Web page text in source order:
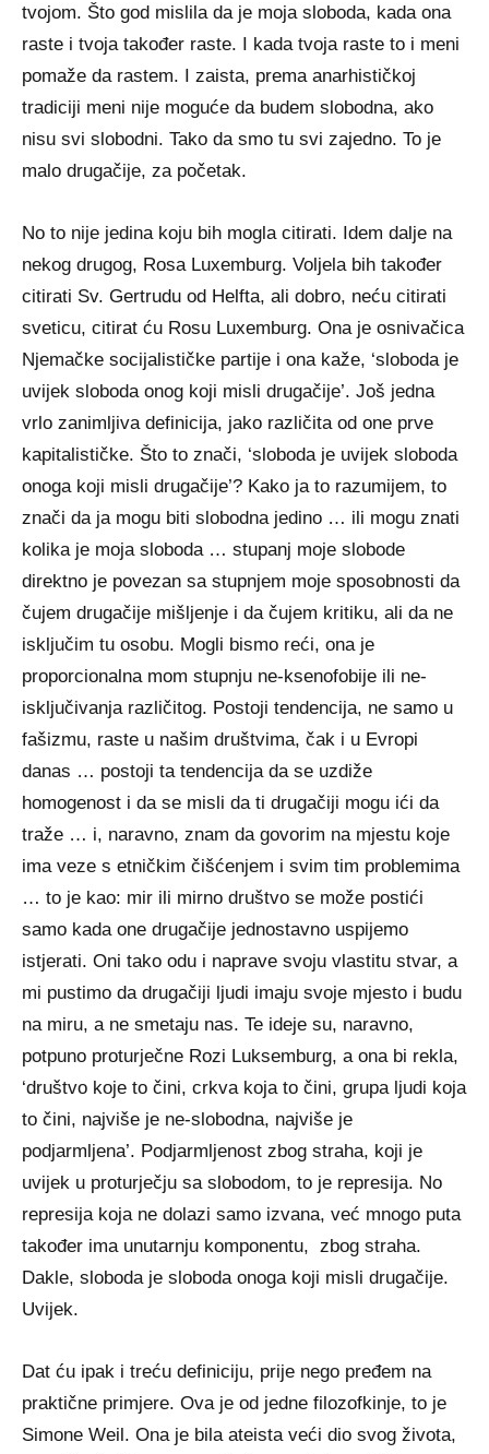
tvojom. Što god mislila da je moja sloboda, kada ona
raste i tvoja također raste. I kada tvoja raste to i meni
pomaže da rastem. I zaista, prema anarhističkoj
tradiciji meni nije moguće da budem slobodna, ako
nisu svi slobodni. Tako da smo tu svi zajedno. To je
malo drugačije, za početak.
No to nije jedina koju bih mogla citirati. Idem dalje na
nekog drugog, Rosa Luxemburg. Voljela bih također
citirati Sv. Gertrudu od Helfta, ali dobro, neću citirati
sveticu, citirat ću Rosu Luxemburg. Ona je osnivačica
Njemačke socijalističke partije i ona kaže, ‘sloboda je
uvijek sloboda onog koji misli drugačije’. Još jedna
vrlo zanimljiva definicija, jako različita od one prve
kapitalističke. Što to znači, ‘sloboda je uvijek sloboda
onoga koji misli drugačije’? Kako ja to razumijem, to
znači da ja mogu biti slobodna jedino … ili mogu znati
kolika je moja sloboda … stupanj moje slobode
direktno je povezan sa stupnjem moje sposobnosti da
čujem drugačije mišljenje i da čujem kritiku, ali da ne
isključim tu osobu. Mogli bismo reći, ona je
proporcionalna mom stupnju ne-ksenofobije ili ne-
isključivanja različitog. Postoji tendencija, ne samo u
fašizmu, raste u našim društvima, čak i u Evropi
danas … postoji ta tendencija da se uzdiže
homogenost i da se misli da ti drugačiji mogu ići da
traže … i, naravno, znam da govorim na mjestu koje
ima veze s etničkim čišćenjem i svim tim problemima
… to je kao: mir ili mirno društvo se može postići
samo kada one drugačije jednostavno uspijemo
istjerati. Oni tako odu i naprave svoju vlastitu stvar, a
mi pustimo da drugačiji ljudi imaju svoje mjesto i budu
na miru, a ne smetaju nas. Te ideje su, naravno,
potpuno proturječne Rozi Luksemburg, a ona bi rekla,
‘društvo koje to čini, crkva koja to čini, grupa ljudi koja
to čini, najviše je ne-slobodna, najviše je
podjarmljena’. Podjarmljenost zbog straha, koji je
uvijek u proturječju sa slobodom, to je represija. No
represija koja ne dolazi samo izvana, već mnogo puta
također ima unutarnju komponentu, zbog straha.
Dakle, sloboda je sloboda onoga koji misli drugačije.
Uvijek.
Dat ću ipak i treću definiciju, prije nego pređem na
praktične primjere. Ova je od jedne filozofkinje, to je
Simone Weil. Ona je bila ateista veći dio svog života,